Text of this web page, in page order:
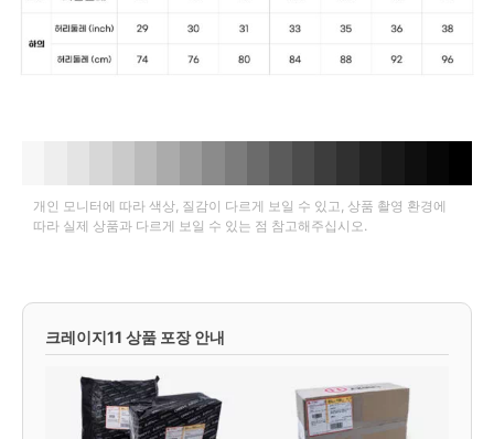
개인 모니터에 따라 색상, 질감이 다르게 보일 수 있고, 상품 촬영 환경에
따라 실제 상품과 다르게 보일 수 있는 점 참고해주십시오.
크레이지11 상품 포장 안내